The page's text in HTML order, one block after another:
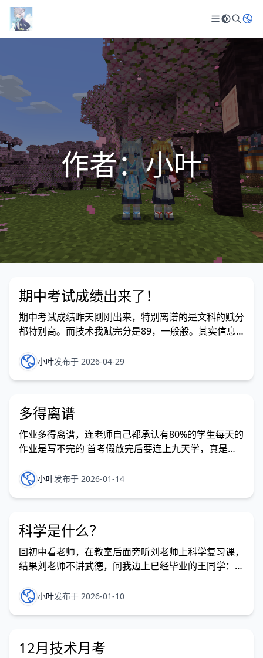
作者：小叶
期中考试成绩出来了！
期中考试成绩昨天刚刚出来，特别离谱的是文科的赋分
都特别高。而技术我赋完分是89，一般般。其实信息
小叶发布于 2026-04-29
多得离谱
作业多得离谱，连老师自己都承认有80%的学生每天的
作业是写不完的 首考假放完后要连上九天学，真是身
x=[0] y=[0] for line in f.readlines():
a=int(line.strip().spl
小叶发布于 2026-01-14
科学是什么？
回初中看老师，在教室后面旁听刘老师上科学复习课，
结果刘老师不讲武德，问我边上已经毕业的王同学：
掏出了手机…… 刚刚信息课学的：
f=open("position.txt","r") x=[0] y=[0] lg=0 for line in
小叶发布于 2026-01-10
12月技术月考